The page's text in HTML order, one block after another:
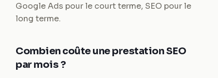
Google Ads pour le court terme, SEO pour le
long terme.
Combien coûte une prestation SEO
par mois ?